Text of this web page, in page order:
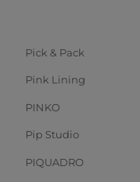
Pick & Pack
Pink Lining
PINKO
Pip Studio
PIQUADRO